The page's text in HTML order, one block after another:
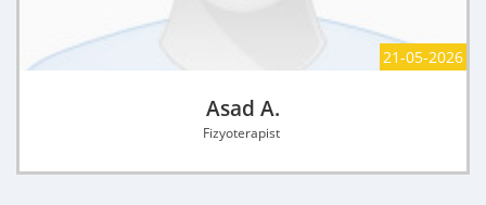
21-05-2026
Asad A.
Fizyoterapist